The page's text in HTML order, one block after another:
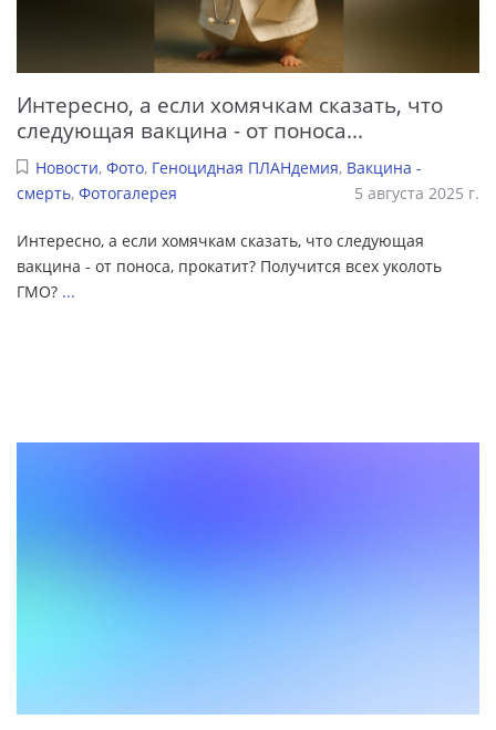
Интересно, а если хомячкам сказать, что
следующая вакцина - от поноса...
Новости, Фото, Геноцидная ПЛАНдемия, Вакцина -
смерть, Фотогалерея 5 августа 2025 г.
Интересно, а если хомячкам сказать, что следующая
вакцина - от поноса, прокатит? Получится всех уколоть
ГМО? ...